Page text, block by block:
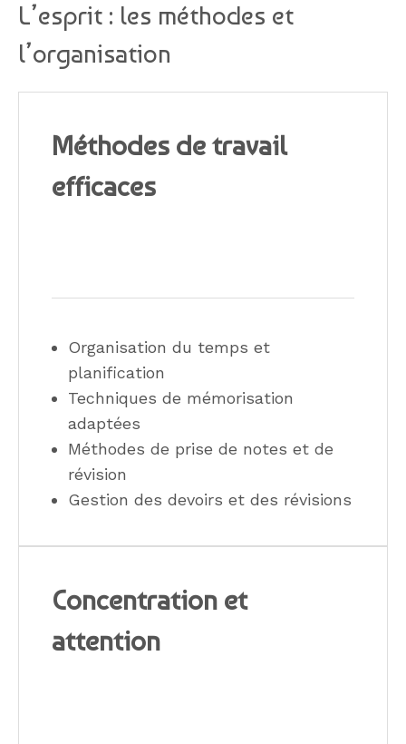
L’esprit : les méthodes et
l’organisation
Méthodes de travail
efficaces
Organisation du temps et
planification
Techniques de mémorisation
adaptées
Méthodes de prise de notes et de
révision
Gestion des devoirs et des révisions
Concentration et
attention